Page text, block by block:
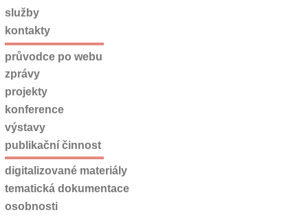
služby
kontakty
průvodce po webu
zprávy
projekty
konference
výstavy
publikační činnost
digitalizované materiály
tematická dokumentace
osobnosti